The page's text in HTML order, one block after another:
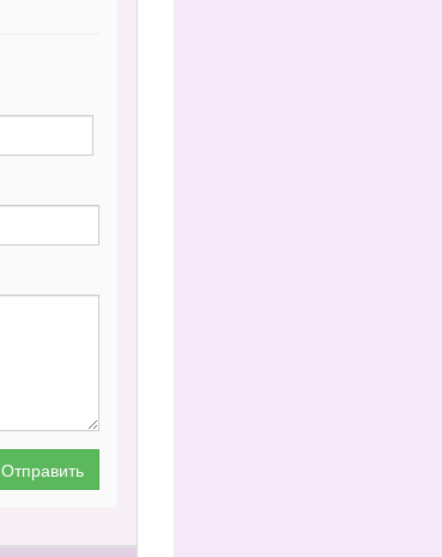
Отправить